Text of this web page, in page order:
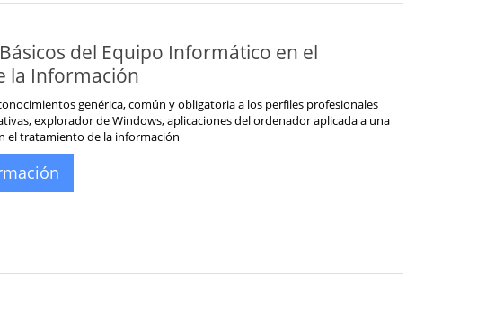
del Equipo Informático en el
la Información
genérica, común y obligatoria a los perfiles profesionales
explorador de Windows, aplicaciones del ordenador aplicada a una
el tratamiento de la información